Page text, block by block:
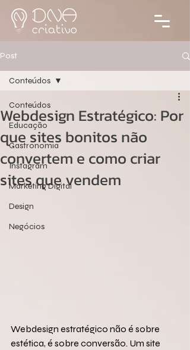
Post
Conteúdos
Educação
Gastronomia
Instagram
Marketing Digital
Design
Negócios
Conteúdos
Webdesign Estratégico: Por
que sites bonitos não
convertem e como criar
sites que vendem
Webdesign estratégico não é sobre
estética, é sobre conversão. Um site